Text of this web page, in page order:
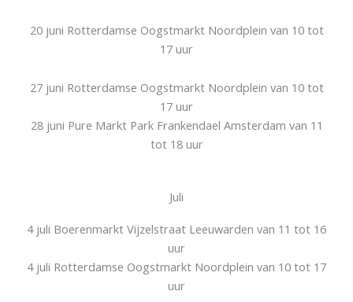
20 juni Rotterdamse Oogstmarkt Noordplein van 10 tot
17 uur
27 juni Rotterdamse Oogstmarkt Noordplein van 10 tot
17 uur
28 juni Pure Markt Park Frankendael Amsterdam van 11
tot 18 uur
Juli
4 juli Boerenmarkt Vijzelstraat Leeuwarden van 11 tot 16
uur
4 juli Rotterdamse Oogstmarkt Noordplein van 10 tot 17
uur